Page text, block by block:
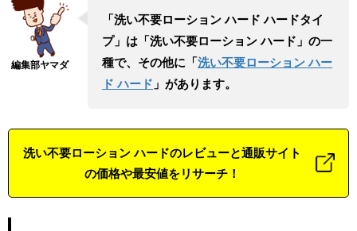
「洗い不要ローション ハード ハードタイ
プ」は「洗い不要ローション ハード」の一
種で、その他に「洗い不要ローション ハー
ド ハード 」があります。
洗い不要ローション ハードのレビューと通販サイト
の価格や最安値をリサーチ！